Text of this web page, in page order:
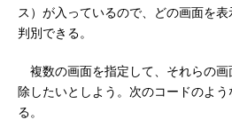
ス）が入っているので、どの画面を
判別できる。
複数の画面を指定して、それらの画
除したいとしよう。次のコードのよ
る。